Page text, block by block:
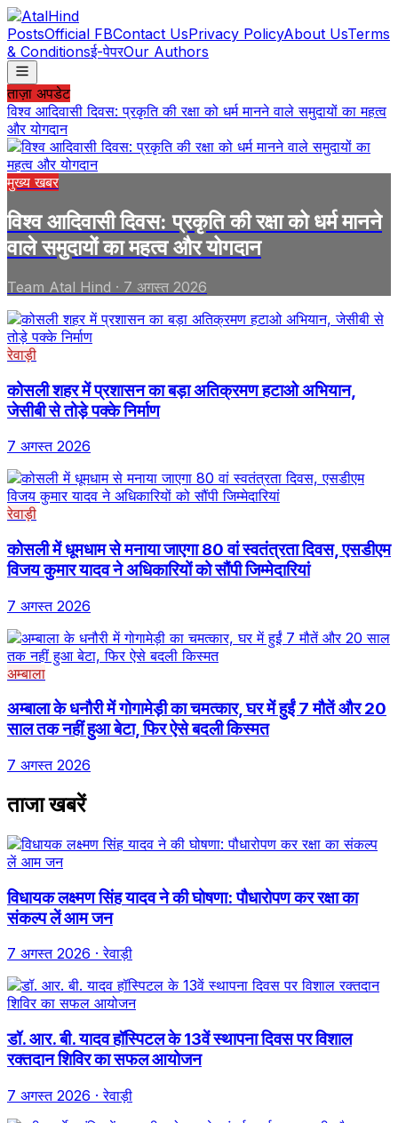
PostsOfficial FBContact UsPrivacy PolicyAbout UsTerms
& Conditionsई-पेपरOur Authors
ताज़ा अपडेट
विश्व आदिवासी दिवस: प्रकृति की रक्षा को धर्म मानने वाले समुदायों का महत्व
और योगदान
मुख्य खबर
विश्व आदिवासी दिवस: प्रकृति की रक्षा को धर्म मानने
वाले समुदायों का महत्व और योगदान
Team Atal Hind · 7 अगस्त 2026
रेवाड़ी
कोसली शहर में प्रशासन का बड़ा अतिक्रमण हटाओ अभियान,
जेसीबी से तोड़े पक्के निर्माण
7 अगस्त 2026
रेवाड़ी
कोसली में धूमधाम से मनाया जाएगा 80 वां स्वतंत्रता दिवस, एसडीएम
विजय कुमार यादव ने अधिकारियों को सौंपी जिम्मेदारियां
7 अगस्त 2026
अम्बाला
अम्बाला के धनौरी में गोगामेड़ी का चमत्कार, घर में हुईं 7 मौतें और 20
साल तक नहीं हुआ बेटा, फिर ऐसे बदली किस्मत
7 अगस्त 2026
ताजा खबरें
विधायक लक्ष्मण सिंह यादव ने की घोषणा: पौधारोपण कर रक्षा का
संकल्प लें आम जन
7 अगस्त 2026 · रेवाड़ी
डॉ. आर. बी. यादव हॉस्पिटल के 13वें स्थापना दिवस पर विशाल
रक्तदान शिविर का सफल आयोजन
7 अगस्त 2026 · रेवाड़ी